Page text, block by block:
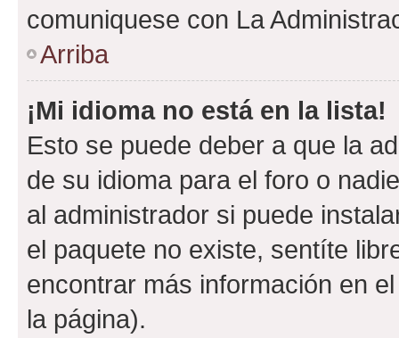
comuniquese con La
Arriba
¡Mi idioma no está en la lista!
Esto se puede deber a que la
de su idioma para el foro o
al administrador si puede
el paquete no existe, sentíte
encontrar más información en
la página).